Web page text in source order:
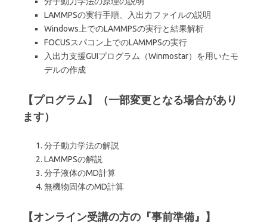
LAMMPSの実行手順、入出力ファイルの説明
Windows上でのLAMMPSの実行と結果解析
FOCUSスパコン上でのLAMMPSの実行
入出力支援GUIプログラム（Winmostar）を用いたモ
デルの作成
【プログラム】（一部変更となる場合があり
ます）
分子動力学法の解説
LAMMPSの解説
分子液体のMD計算
無機物固体のMD計算
【オンライン受講の方の『事前準備』】